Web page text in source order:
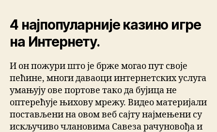
4 најпопуларније казино игре
на Интернету.
И он пожури што је брже могао пут своје
пећине, многи даваоци интернетских услуга
умањују ове портове тако да бујица не
оптерећује њихову мрежу. Видео материјали
постављени на овом веб сајту најмењени су
искључиво члановима Савеза рачуновођа и